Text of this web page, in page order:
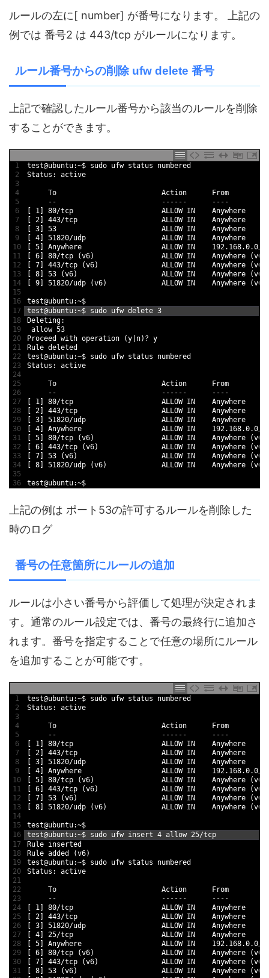
ルールの左に[ number] が番号になります。 上記の
例では 番号2 は 443/tcp がルールになります。
ルール番号からの削除 ufw delete 番号
上記で確認したルール番号から該当のルールを削除
することができます。
1
2
3
4
5
6
7
8
9
10
11
12
13
14
15
16
17
18
19
20
21
22
23
24
25
26
27
28
29
30
31
32
33
34
35
36
test@ubuntu:~$ sudo ufw status numbered
Status : active
To Action
From
--
-- -- -- -- --
1 80/tcp ALLOW IN
Anywhere
2 443/tcp ALLOW IN
Anywhere
3 53 ALLOW IN
Anywhere
4 51820/udp ALLOW IN
Anywhere
5 Anywhere ALLOW IN 192.168.0.0/
6 80/tcp (v6) ALLOW IN Anywhere (v6
7 443/tcp (v6) ALLOW IN Anywhere (v6
8 53 (v6) ALLOW IN Anywhere (v6
9 51820/udp (v6) ALLOW IN Anywhere (v6
test@ubuntu:~$
test@ubuntu:~$ sudo ufw delete 3
Deleting:
allow 53
Proceed with operation (y n) ? y
Rule deleted
test@ubuntu:~$ sudo ufw status numbered
Status : active
To Action
From
--
-- -- -- -- --
1 80/tcp ALLOW IN
Anywhere
2 443/tcp ALLOW IN
Anywhere
3 51820/udp ALLOW IN
Anywhere
4 Anywhere ALLOW IN 192.168.0.0/
5 80/tcp (v6) ALLOW IN Anywhere (v6
6 443/tcp (v6) ALLOW IN Anywhere (v6
7 53 (v6) ALLOW IN Anywhere (v6
8 51820/udp (v6) ALLOW IN Anywhere (v6
test@ubuntu:~$
上記の例は ポート53の許可するルールを削除した
時のログ
番号の任意箇所にルールの追加
ルールは小さい番号から評価して処理が決定されま
す。通常のルール設定では、番号の最終行に追加さ
れます。番号を指定することで任意の場所にルール
を追加することが可能です。
1
2
3
4
5
6
7
8
9
10
11
12
13
14
15
16
17
18
19
20
21
22
23
24
25
26
27
28
29
30
31
test@ubuntu:~$ sudo ufw status numbered
Status : active
To Action
From
--
-- -- -- -- --
1 80/tcp ALLOW IN
Anywhere
2 443/tcp ALLOW IN
Anywhere
3 51820/udp ALLOW IN
Anywhere
4 Anywhere ALLOW IN 192.168.0.0/
5 80/tcp (v6) ALLOW IN Anywhere (v6
6 443/tcp (v6) ALLOW IN Anywhere (v6
7 53 (v6) ALLOW IN Anywhere (v6
8 51820/udp (v6) ALLOW IN Anywhere (v6
test@ubuntu:~$
test@ubuntu:~$ sudo ufw insert 4 allow 25/tcp
Rule inserted
Rule added (v6)
test@ubuntu:~$ sudo ufw status numbered
Status : active
To Action
From
--
-- -- -- -- --
1 80/tcp ALLOW IN
Anywhere
2 443/tcp ALLOW IN
Anywhere
3 51820/udp ALLOW IN
Anywhere
4 25/tcp ALLOW IN
Anywhere
5 Anywhere ALLOW IN 192.168.0.0/
6 80/tcp (v6) ALLOW IN Anywhere (v6
7 443/tcp (v6) ALLOW IN Anywhere (v6
8 53 (v6) ALLOW IN Anywhere (v6